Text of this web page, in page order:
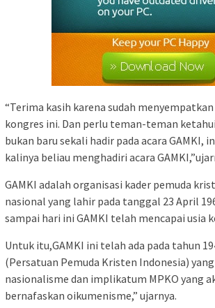
“Terima kasih karena sudah
kongres ini. Dan perlu teman-teman
bukan baru sekali hadir pada acara GAMKI,
kalinya beliau menghadiri acara
GAMKI adalah organisasi kader pemuda
nasional yang lahir pada tanggal 23 April
sampai hari ini GAMKI telah mencapai usia
Untuk itu,GAMKI ini telah ada pada tahun
(Persatuan Pemuda Kristen Indonesia)
nasionalisme dan implikatum MPKO yang
bernafaskan oikumenisme,” ujarnya.